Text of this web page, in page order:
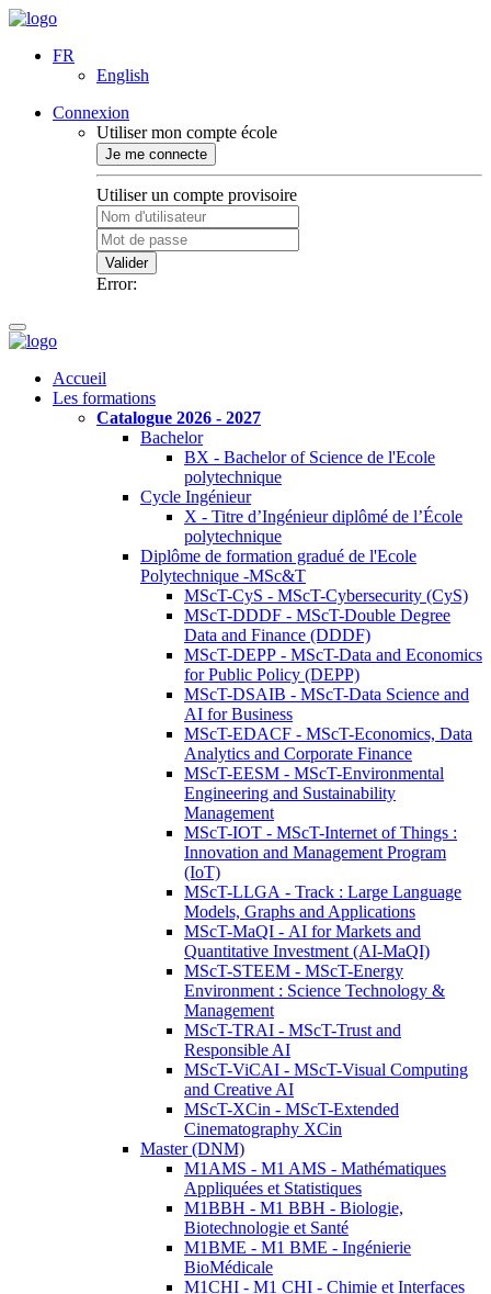
FR
English
Connexion
Utiliser mon compte école
Je me connecte
Utiliser un compte provisoire
Valider
Error:
Accueil
Les formations
Catalogue 2026 - 2027
Bachelor
BX - Bachelor of Science de l'Ecole
polytechnique
Cycle Ingénieur
X - Titre d’Ingénieur diplômé de l’École
polytechnique
Diplôme de formation gradué de l'Ecole
Polytechnique -MSc&T
MScT-CyS - MScT-Cybersecurity (CyS)
MScT-DDDF - MScT-Double Degree
Data and Finance (DDDF)
MScT-DEPP - MScT-Data and Economics
for Public Policy (DEPP)
MScT-DSAIB - MScT-Data Science and
AI for Business
MScT-EDACF - MScT-Economics, Data
Analytics and Corporate Finance
MScT-EESM - MScT-Environmental
Engineering and Sustainability
Management
MScT-IOT - MScT-Internet of Things :
Innovation and Management Program
(IoT)
MScT-LLGA - Track : Large Language
Models, Graphs and Applications
MScT-MaQI - AI for Markets and
Quantitative Investment (AI-MaQI)
MScT-STEEM - MScT-Energy
Environment : Science Technology &
Management
MScT-TRAI - MScT-Trust and
Responsible AI
MScT-ViCAI - MScT-Visual Computing
and Creative AI
MScT-XCin - MScT-Extended
Cinematography XCin
Master (DNM)
M1AMS - M1 AMS - Mathématiques
Appliquées et Statistiques
M1BBH - M1 BBH - Biologie,
Biotechnologie et Santé
M1BME - M1 BME - Ingénierie
BioMédicale
M1CHI - M1 CHI - Chimie et Interfaces